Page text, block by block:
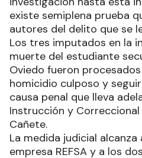
existe semiplena prueba
autores del delito que se
Los tres imputados en la
muerte del estudiante
Oviedo fueron
homicidio culposo y
causa penal que lleva
Instrucción y Correccional
Cañete.
La medida judicial
empresa REFSA y a los